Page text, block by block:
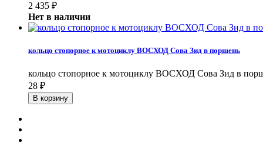
2 435 ₽
Нет в наличии
кольцо стопорное к мотоциклу ВОСХОД Сова Зид в поршень
кольцо стопорное к мотоциклу ВОСХОД Сова Зид в
28 ₽